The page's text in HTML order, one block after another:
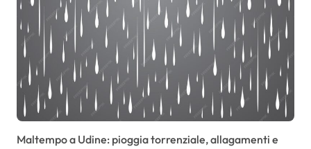
Maltempo a Udine: pioggia torrenziale, allagamenti e